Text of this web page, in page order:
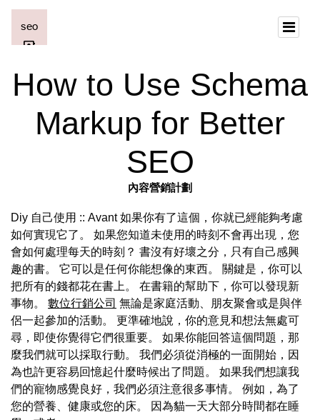
How to Use Schema
Markup for Better
SEO
內容營銷計劃
Diy 自己使用 :: Avant 如果你有了這個，你就已經能夠考慮
如何實現它了。 如果您知道未使用的時刻不會再出現，您
會如何處理每天的時刻？ 書沒有好壞之分，只有自己感興
趣的書。 它可以是任何你能想像的東西。 關鍵是，你可以
把所有的錢都花在書上。 在書籍的幫助下，你可以發現新
事物。 數位行銷公司 無論是家庭活動、朋友聚會或是與伴
侶一起參加的活動。 更準確地說，你的意見和想法無處可
尋，即使你覺得它們很重要。 如果你能回答這個問題，那
麼我們就可以採取行動。 我們必須從消極的一面開始，因
為也許更容易回憶起什麼時候出了問題。 如果我們想讓我
們的寵物感覺良好，我們必須注意很多事情。 例如，為了
您的營養、健康或您的床。 因為貓一天大部分時間都在睡